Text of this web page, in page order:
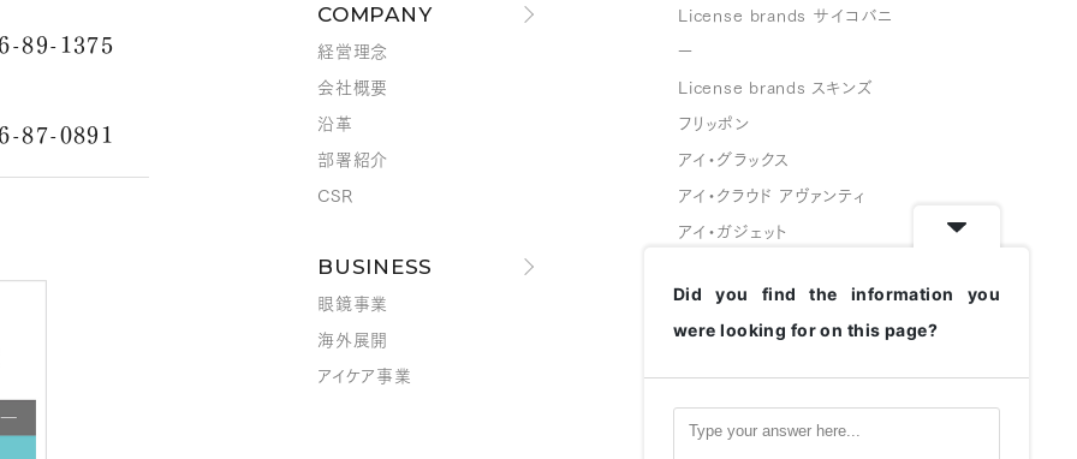
89-1375
87-0891
COMPANY
経営理念
会社概要
沿革
部署紹介
CSR
BUSINESS
眼鏡事業
海外展開
アイケア事業
License brands サイコバニ
ー
License brands スキンズ
フリッポン
アイ・グラックス
アイ・クラウド アヴァンティ
アイ・ガジェット
グリーングラス
変なメガネ
ハコベル
CATALOGUE
Did you find the information you
were looking for on this page?